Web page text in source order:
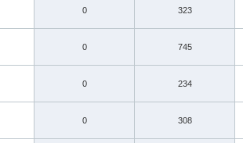
0 323
0 745
0 234
0 308